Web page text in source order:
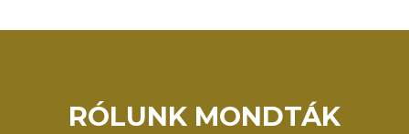
RÓLUNK MONDTÁK